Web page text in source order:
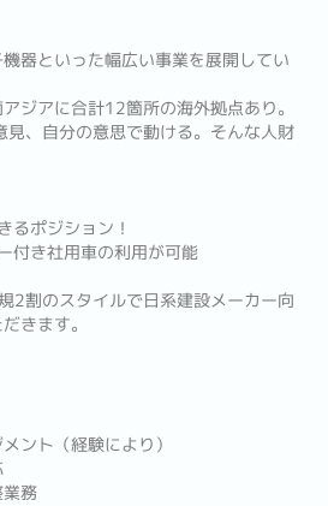
器といった幅広い事業を展開してい
ジアに合計12箇所の海外拠点あり。
、自分の意思で動ける。そんな人財
るポジション！
付き社用車の利用が可能
2割のスタイルで日系建設メーカー向
きます。
ント（経験により）
業務